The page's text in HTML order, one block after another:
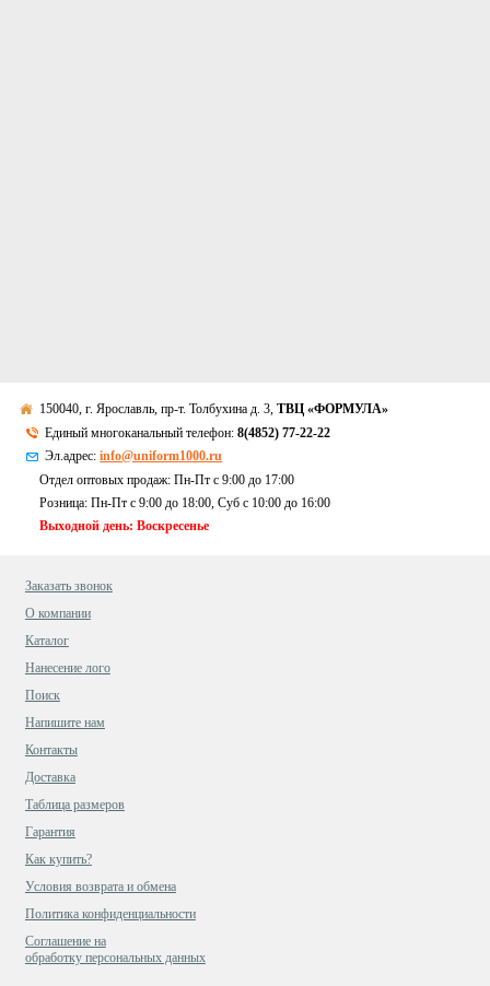
150040, г. Ярославль, пр-т. Толбухина д. 3,ТВЦ «ФОРМУЛА»
Единый многоканальный телефон:8(4852) 77-22-22
Эл.адрес:info@uniform1000.ru
Отдел оптовых продаж: Пн-Пт с 9:00 до 17:00
Розница: Пн-Пт с 9:00 до 18:00, Суб c 10:00 до 16:00
Выходной день: Воскресенье
Заказать звонок
О компании
Каталог
Нанесение лого
Поиск
Напишите нам
Контакты
Доставка
Таблица размеров
Гарантия
Как купить?
Условия возврата и обмена
Политика конфиденциальности
Cоглашение на
обработку персональных данных